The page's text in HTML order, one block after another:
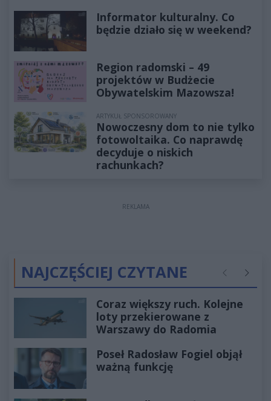
Informator kulturalny. Co
będzie działo się w weekend?
Region radomski – 49
projektów w Budżecie
Obywatelskim Mazowsza!
ARTYKUŁ SPONSOROWANY
Nowoczesny dom to nie tylko
fotowoltaika. Co naprawdę
decyduje o niskich
rachunkach?
REKLAMA
NAJCZĘŚCIEJ CZYTANE Poprzednie
Coraz większy ruch. Kolejne
loty przekierowane z
Warszawy do Radomia
Poseł Radosław Fogiel objął
ważną funkcję